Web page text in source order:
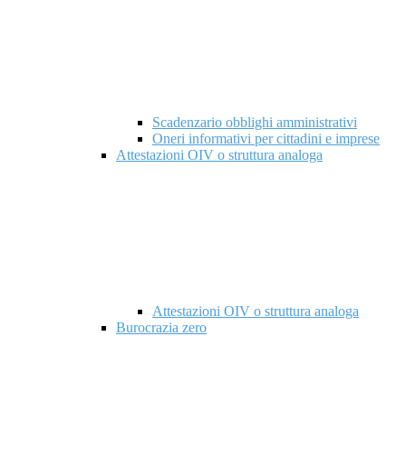
Scadenzario obblighi amministrativi
Oneri informativi per cittadini e imprese
Attestazioni OIV o struttura analoga
Attestazioni OIV o struttura analoga
Burocrazia zero